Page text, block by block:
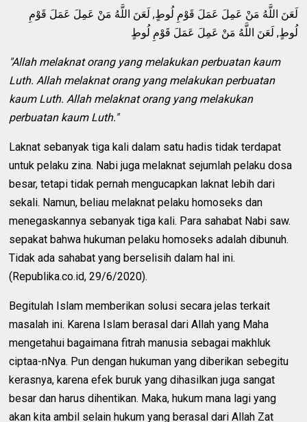
لَعَنَ اللَّهُ مَنْ عَمِلَ عَمَلَ قَوْمِ لُوطٍ, لَعَنَ اللَّهُ مَنْ عَمِلَ عَمَلَ قَوْمِ
لُوطٍ, لَعَنَ اللَّهُ مَنْ عَمِلَ عَمَلَ قَوْمِ لُوطٍ
"Allah melaknat orang yang melakukan perbuatan kaum
Luth. Allah melaknat orang yang melakukan perbuatan
kaum Luth. Allah melaknat orang yang melakukan
perbuatan kaum Luth."
Laknat sebanyak tiga kali dalam satu hadis tidak terdapat
untuk pelaku zina. Nabi juga melaknat sejumlah pelaku dosa
besar, tetapi tidak pernah mengucapkan laknat lebih dari
sekali. Namun, beliau melaknat pelaku homoseks dan
menegaskannya sebanyak tiga kali. Para sahabat Nabi saw.
sepakat bahwa hukuman pelaku homoseks adalah dibunuh.
Tidak ada sahabat yang berselisih dalam hal ini.
(Republika.co.id, 29/6/2020).
Begitulah Islam memberikan solusi secara jelas terkait
masalah ini. Karena Islam berasal dari Allah yang Maha
mengetahui bagaimana fitrah manusia sebagai makhluk
ciptaa-nNya. Pun dengan hukuman yang diberikan sebegitu
kerasnya, karena efek buruk yang dihasilkan juga sangat
besar dan harus dihentikan. Maka, hukum mana lagi yang
akan kita ambil selain hukum yang berasal dari Allah Zat